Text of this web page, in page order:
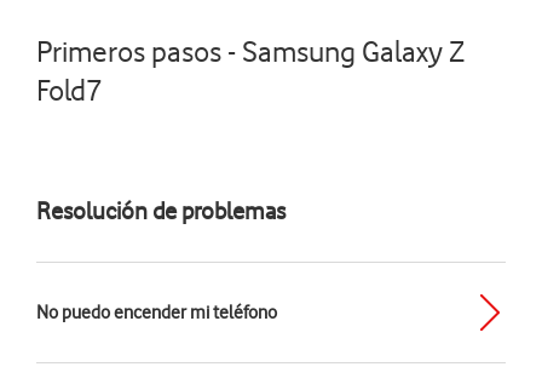
Primeros pasos - Samsung Galaxy Z
Fold7
Resolución de problemas
No puedo encender mi teléfono